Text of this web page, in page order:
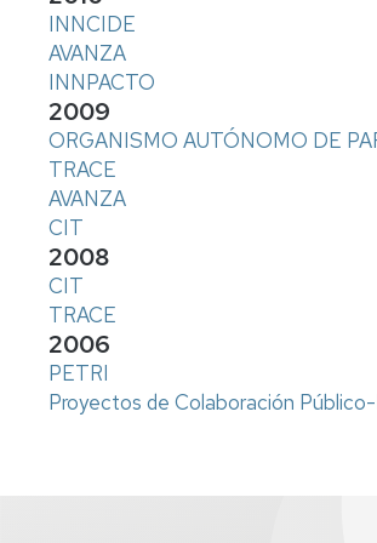
INNCIDE
AVANZA
INNPACTO
2009
ORGANISMO AUTÓNOMO DE
TRACE
AVANZA
CIT
2008
CIT
TRACE
2006
PETRI
Proyectos de Colaboración